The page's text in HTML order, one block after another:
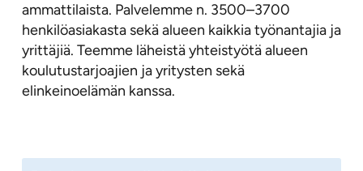
ammattilaista. Palvelemme n. 3500–3700
henkilöasiakasta sekä alueen kaikkia työnantajia ja
yrittäjiä. Teemme läheistä yhteistyötä alueen
koulutustarjoajien ja yritysten sekä
elinkeinoelämän kanssa.